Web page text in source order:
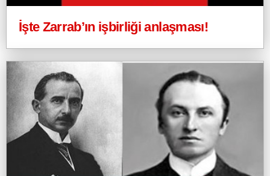
İşte Zarrab’ın işbirliği anlaşması!